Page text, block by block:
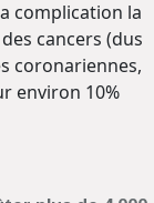
complication la
cancers (dus
coronariennes,
environ 10%